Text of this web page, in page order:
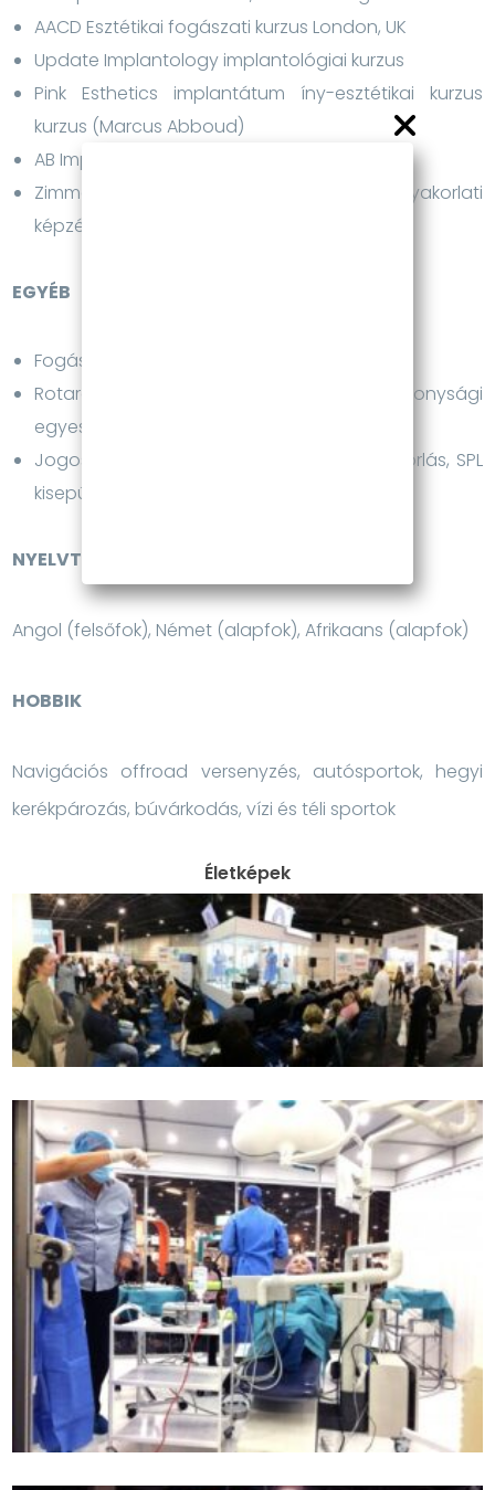
AACD Esztétikai fogászati kurzus London, UK
Update Implantology implantológiai kurzus
Pink Esthetics implantátum íny-esztétikai kurzus
kurzus (Marcus Abboud)
AB Implant gyakorlati képzés
Zimmer implantológiai, csontpótlás gyakorlati
képzés (Marius Steigmann)
EGYÉB
Fogászati makró fotózás (kiadvány szinten)
Rotaract Club (ifj. Rotary Club) jótékonysági
egyesület tagja
Jogosítvány A, B kategória, kisgéphajó, vitorlás, SPL
kisepülőgép, búvár engedély (NAUI, CMAS)
NYELVTUDÁS
Angol (felsőfok), Német (alapfok), Afrikaans (alapfok)
HOBBIK
Navigációs offroad versenyzés, autósportok, hegyi
kerékpározás, búvárkodás, vízi és téli sportok
Életképek